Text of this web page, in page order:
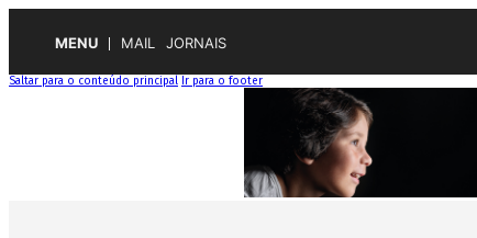
MENU MAIL JORNAIS
Saltar para o conteúdo principal Ir para o footer